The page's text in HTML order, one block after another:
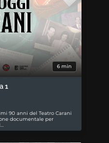
6 min
1
90 anni del Teatro Carani
documentale per